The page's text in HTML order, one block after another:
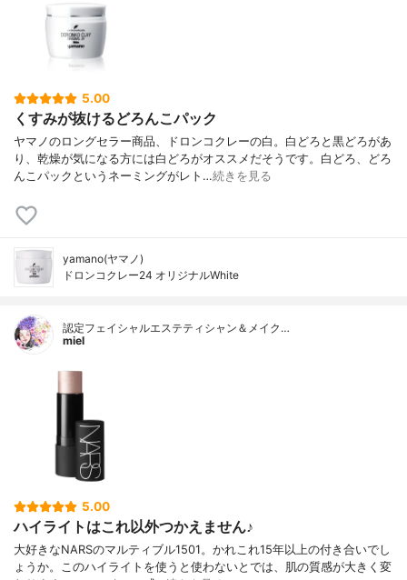
5.00
くすみが抜けるどろんこパック
ヤマノのロングセラー商品、ドロンコクレーの白。白どろと黒どろがあ
り、乾燥が気になる方には白どろがオススメだそうです。白どろ、どろ
んこパックというネーミングがレト…続きを見る
yamano(ヤマノ)
ドロンコクレー24 オリジナルWhite
認定フェイシャルエステティシャン＆メイク…
miel
5.00
ハイライトはこれ以外つかえません♪
大好きなNARSのマルティブル1501。かれこれ15年以上の付き合いでし
ょうか。このハイライトを使うと使わないとでは、肌の質感が大きく変